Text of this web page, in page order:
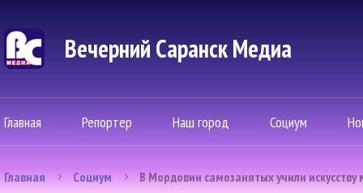
Вечерний Саранск Mедиа
Главная Репортер Наш город Социум
Главная Социум В Мордовии самозанятых учили